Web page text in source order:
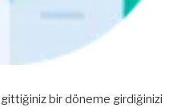
gittiğiniz bir döneme girdiğinizi